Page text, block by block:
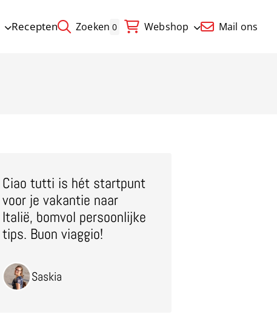
Recepten Zoeken 0 Webshop Mail ons
Ciao tutti is hét startpunt
voor je vakantie naar
Italië, bomvol persoonlijke
tips. Buon viaggio!
Saskia